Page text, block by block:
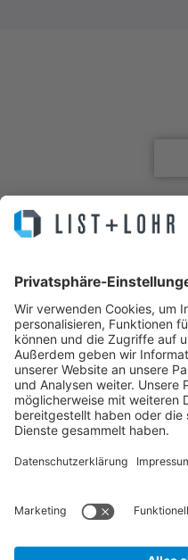
Sie machen Business. Wir Ihre IT.
IT Service, Lösungen,
Managed Backup, Managed
IT Security und Externer
für die Region Hannover.